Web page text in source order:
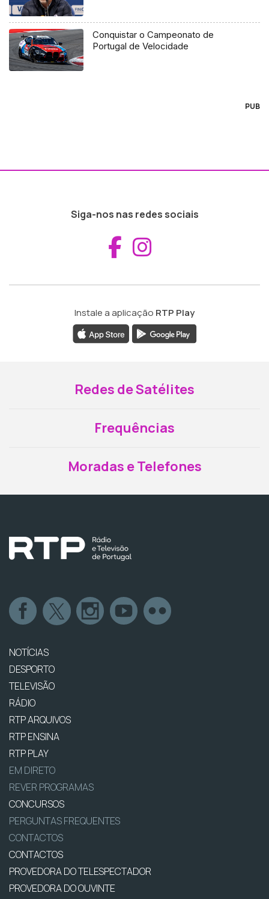
Conquistar o Campeonato de
Portugal de Velocidade
PUB
Siga-nos nas redes sociais
Aceder ao
Instale a aplicação RTP Play
Redes de Satélites
Frequências
Moradas e Telefones
NOTÍCIAS
DESPORTO
TELEVISÃO
RÁDIO
RTP ARQUIVOS
RTP ENSINA
RTP PLAY
EM DIRETO
REVER PROGRAMAS
CONCURSOS
PERGUNTAS FREQUENTES
CONTACTOS
CONTACTOS
PROVEDORA DO TELESPECTADOR
PROVEDORA DO OUVINTE